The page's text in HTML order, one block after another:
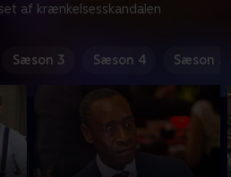
af krænkelsesskandalen
Sæson 3 Sæson 4 Sæson 5